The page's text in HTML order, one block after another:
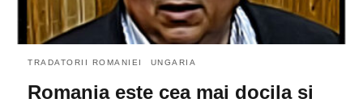
TRADATORII ROMANIEI UNGARIA
Romania este cea mai docila si